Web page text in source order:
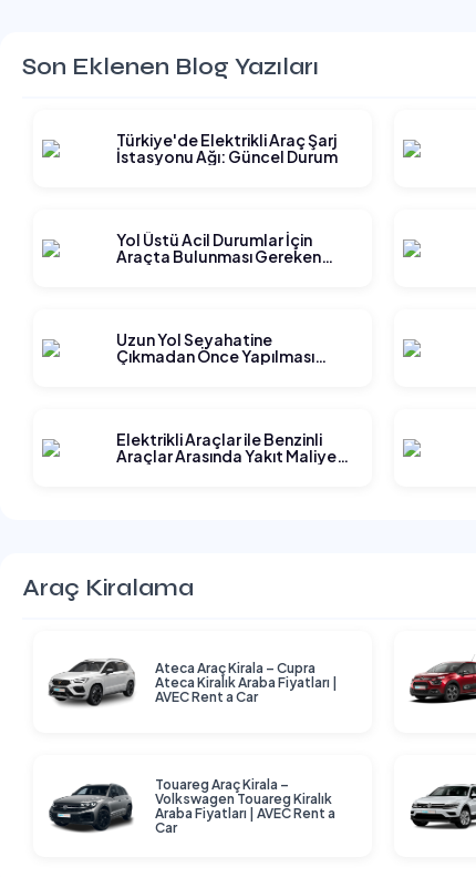
Son Eklenen Blog Yazıları
Türkiye'de Elektrikli Araç Şarj
İstasyonu Ağı: Güncel Durum
Yol Üstü Acil Durumlar İçin
Araçta Bulunması Gereken
Uzun Yol Seyahatine
Çıkmadan Önce Yapılması
Elektrikli Araçlar ile Benzinli
Araçlar Arasında Yakıt Maliyeti
Araç Kiralama
Ateca Araç Kirala – Cupra
Ateca Kiralık Araba Fiyatları |
AVEC Rent a Car
Touareg Araç Kirala –
Volkswagen Touareg Kiralık
Araba Fiyatları | AVEC Rent a
Car